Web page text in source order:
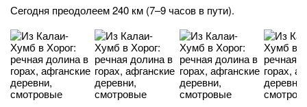
Сегодня преодолеем 240 км (7–9 часов в пути).